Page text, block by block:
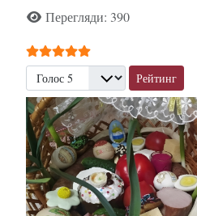
Перегляди: 390
Рейтинг користувача:
Будь ласка, поставте оцінку